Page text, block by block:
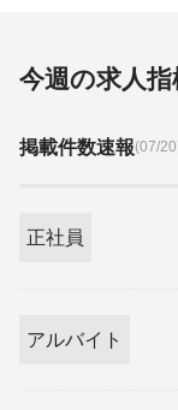
今週の求人指
掲載件数速報(07/
正社員
アルバイト